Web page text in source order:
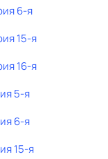
6-я
15-я
16-я
5-я
6-я
15-я